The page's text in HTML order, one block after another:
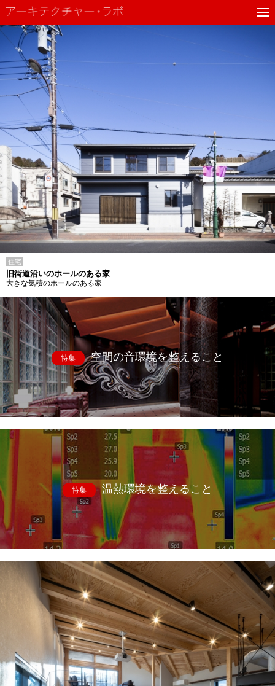
住宅
旧街道沿いのホールのある家
大きな気積のホールのある家
特集 空間の音環境を整えること
特集 温熱環境を整えること